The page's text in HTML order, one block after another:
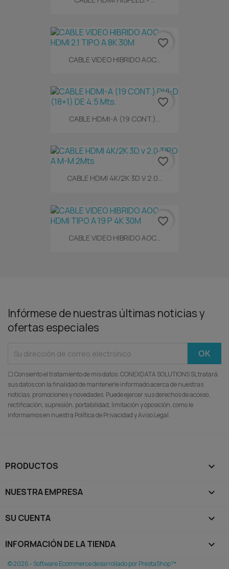
CABLE VIDEO HIBRIDO AOC...
favorite_border
CABLE HDMI-A (19 CONT.)...
favorite_border
CABLE HDMI 4K/2K 3D V 2.0...
favorite_border
CABLE VIDEO HIBRIDO AOC...
favorite_border
Infórmese de nuestras últimas noticias y
ofertas especiales
☐ Consiento el tratamiento de mis datos. CONEXDATA SOLUTIONS SL tratará
sus datos con la finalidad de mantenerle informado acerca de nuestras
noticias, promociones y novedades. Puede ejercer sus derechos de acceso,
rectificación, supresión, portabilidad, limitación y oposición, como le
informamos en nuestra Política de Privacidad y Aviso Legal.
PRODUCTOS 
NUESTRA EMPRESA 
SU CUENTA 
INFORMACIÓN DE LA TIENDA keyboard_arrow_down
© 2026 - Software Ecommerce desarrollado por PrestaShop™